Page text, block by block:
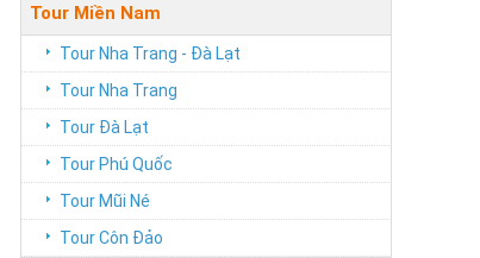
Tour Miền Nam
Tour Nha Trang - Đà Lạt
Tour Nha Trang
Tour Đà Lạt
Tour Phú Quốc
Tour Mũi Né
Tour Côn Đảo